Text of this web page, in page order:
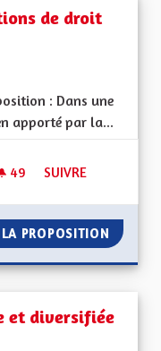
de droit
: Dans une
apporté par la...
49 49 ABONNÉS
SUIVRE
PROPOSITION QUEL
et diversifiée